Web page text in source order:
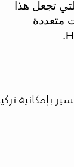
تجعل هذا
متعددة
بإمكانية